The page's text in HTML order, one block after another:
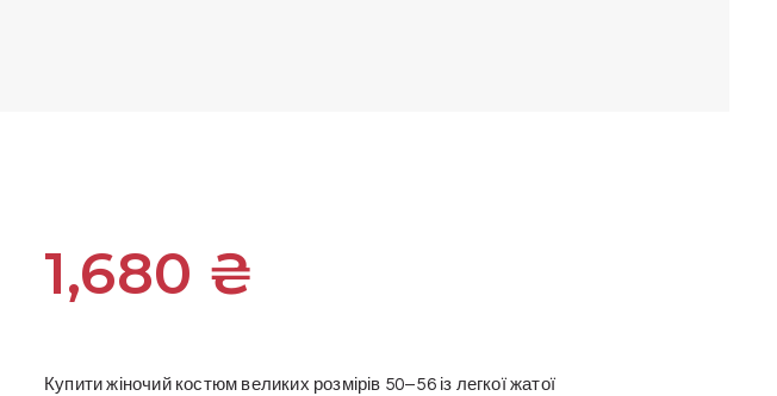
1,680 ₴
Купити жіночий костюм великих розмірів 50–56 із легкої жатої